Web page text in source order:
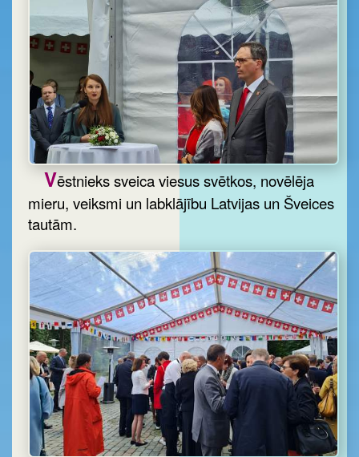
Vēstnieks sveica viesus svētkos, novēlēja
mieru, veiksmi un labklājību Latvijas un Šveices
tautām.